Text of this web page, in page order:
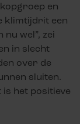
en
klimtijdrit een
nu wel”, zei
in slecht
over de
sluiten.
het positieve